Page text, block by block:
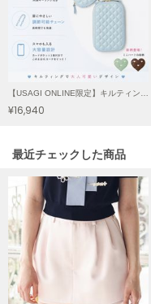
レスポートサック
LILY BROWN
リリーブラウン
LILY BROWN Lingerie
リリーブラウンランジェリー
リトルユニオン トウキョウ
made of Organics
メイドオブオーガニクス
MICHU COQUETTE
ミチュ コケット
【USAGI ONLINE限定】キルティング3SETマルチショルダーⅡ
¥16,940
関連記事
最近チェックした商品